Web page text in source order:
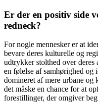
Er der en positiv side
redneck?
For nogle mennesker er at
bevare deres kulturelle og
udtrykker stolthed over deres
en følelse af samhørighed
domineret af mere urbane
det måske en chance for at
forestillinger, der omgiver